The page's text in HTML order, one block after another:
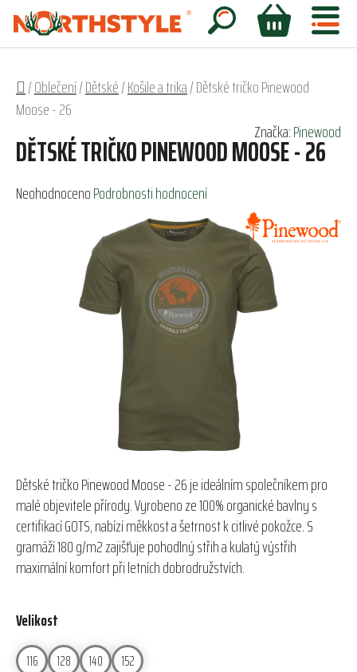
Přejít
obsah
Hledat
NÁKUPNÍ
Domů
/Oblečení/Dětské/Košile a trika/Dětské tričko Pinewood
Moose - 26
Dětské tričko Pinewood Moose - 26 je ideálním společníkem pro
malé objevitele přírody. Vyrobeno ze 100% organické bavlny s
certifikací GOTS, nabízí měkkost a šetrnost k citlivé pokožce. S
gramáží 180 g/m2 zajišťuje pohodlný střih a kulatý výstřih
maximální komfort při letních dobrodružstvích.
Velikost
116 128 140
152
DĚTSKÉ TRIČKO PINEWOOD MOOSE - 26
Průměrné
NeohodnocenoPodrobnosti hodnocení
Značka:Pinewood